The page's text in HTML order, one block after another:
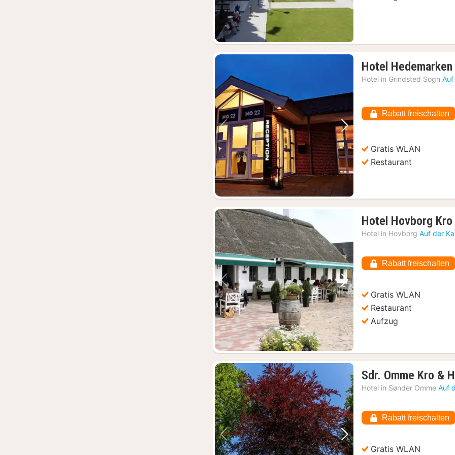
Vorheriges Bild Nächstes Bild
Hotel Hedemarken
Hotel in Grindsted Sogn
Rabatt freischalten
Gratis WLAN
Restaurant
Vorheriges Bild Nächstes Bild
Hotel Hovborg Kro
Hotel in Hovborg Auf der
Rabatt freischalten
Gratis WLAN
Restaurant
Aufzug
Vorheriges Bild Nächstes Bild
Sdr. Omme Kro &
Hotel in Sønder Omme Auf
Rabatt freischalten
Gratis WLAN